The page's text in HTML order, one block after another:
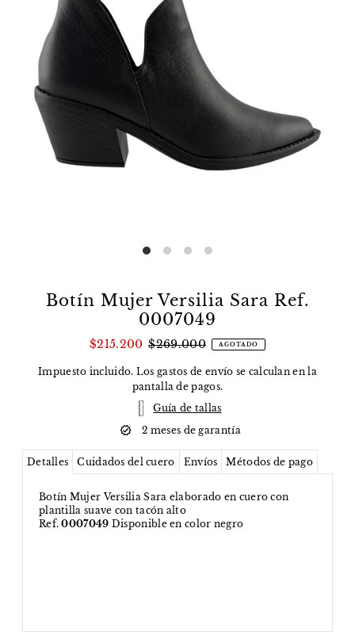
Botín Mujer Versilia Sara Ref.
0007049
$215.200 $269.000 AGOTADO
Impuesto incluido. Los gastos de envío se calculan en la
pantalla de pagos.
Guía de tallas
2 meses de garantía
Detalles Cuidados del cuero Envíos Métodos de pago
Botín Mujer Versilia Sara elaborado en cuero con
plantilla suave con tacón alto
Ref.0007049 Disponible en color negro